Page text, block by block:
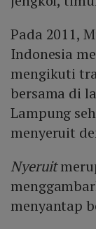
Pada 2011,
Indonesia
mengikuti
bersama di
Lampung
menyeruit
Nyeruit
menyantap